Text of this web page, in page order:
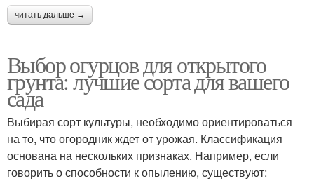
читать дальше →
Выбор огурцов для открытого
грунта: лучшие сорта для вашего
сада
Выбирая сорт культуры, необходимо ориентироваться
на то, что огородник ждет от урожая. Классификация
основана на нескольких признаках. Например, если
говорить о способности к опылению, существуют: